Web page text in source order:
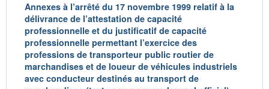
Annexes à l’arrêté du 17 novembre 1999 relatif à la
délivrance de l’attestation de capacité
professionnelle et du justificatif de capacité
professionnelle permettant l’exercice des
professions de transporteur public routier de
marchandises et de loueur de véhicules industriels
avec conducteur destinés au transport de